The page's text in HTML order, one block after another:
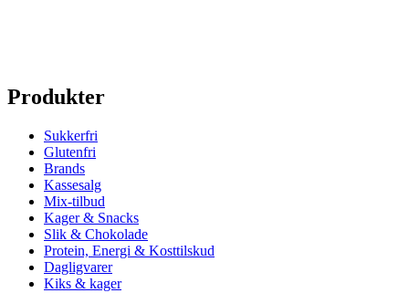
Produkter
Sukkerfri
Glutenfri
Brands
Kassesalg
Mix-tilbud
Kager & Snacks
Slik & Chokolade
Protein, Energi & Kosttilskud
Dagligvarer
Kiks & kager